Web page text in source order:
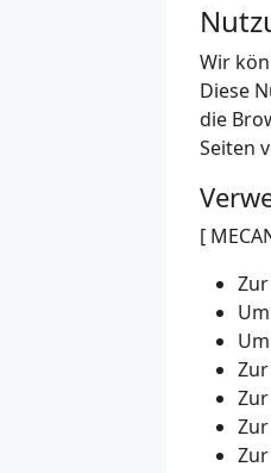
Wir
Diese
die
Seiten
[